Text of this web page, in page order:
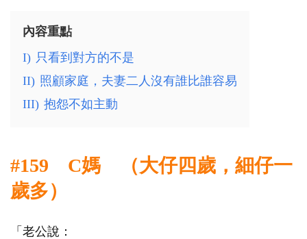
內容重點
I) 只看到對方的不是
II) 照顧家庭，夫妻二人沒有誰比誰容易
III) 抱怨不如主動
#159 C媽 （大仔四歲，細仔一
歲多）
「老公說：